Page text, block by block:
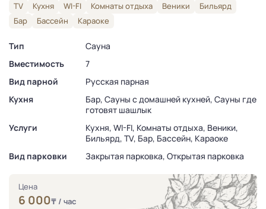
TV Кухня WI-FI Комнаты отдыха Веники
Бильярд
Бар
Бассейн Караоке
Тип
Сауна
Вместимость
7
Вид парной
Русская парная
Кухня
Бар, Сауны с домашней кухней, Сауны где
готовят шашлык
Услуги
Кухня, WI-FI, Комнаты отдыха, Веники,
Бильярд, TV, Бар, Бассейн, Караоке
Вид парковки
Закрытая парковка, Открытая парковка
Цена
6 000₸ / час